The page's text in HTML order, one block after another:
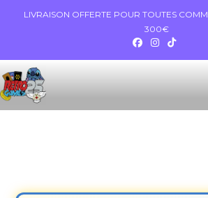
LIVRAISON OFFERTE POUR TOUTES
300€